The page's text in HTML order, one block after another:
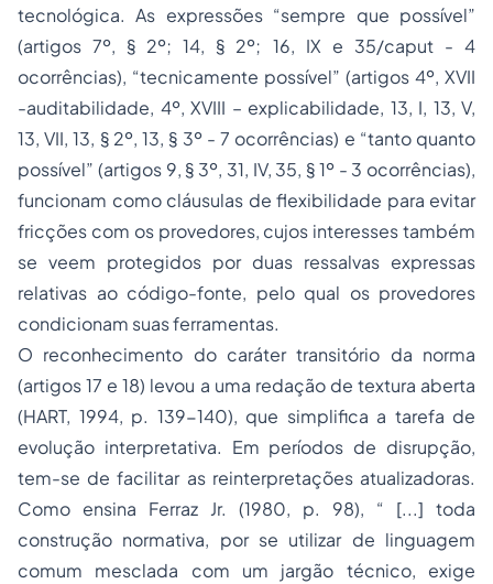
tecnológica. As expressões “sempre que possível”
(artigos 7º, § 2º; 14, § 2º; 16, IX e 35/caput - 4
ocorrências), “tecnicamente possível” (artigos 4º, XVII
-auditabilidade, 4º, XVIII – explicabilidade, 13, I, 13, V,
13, VII, 13, § 2º, 13, § 3º - 7 ocorrências) e “tanto quanto
possível” (artigos 9, § 3º, 31, IV, 35, § 1º - 3 ocorrências),
funcionam como cláusulas de flexibilidade para evitar
fricções com os provedores, cujos interesses também
se veem protegidos por duas ressalvas expressas
relativas ao código-fonte, pelo qual os provedores
condicionam suas ferramentas.
O reconhecimento do caráter transitório da norma
(artigos 17 e 18) levou a uma redação de textura aberta
(HART, 1994, p. 139-140), que simplifica a tarefa de
evolução interpretativa. Em períodos de disrupção,
tem-se de facilitar as reinterpretações atualizadoras.
Como ensina Ferraz Jr. (1980, p. 98), “ [...] toda
construção normativa, por se utilizar de linguagem
comum mesclada com um jargão técnico, exige